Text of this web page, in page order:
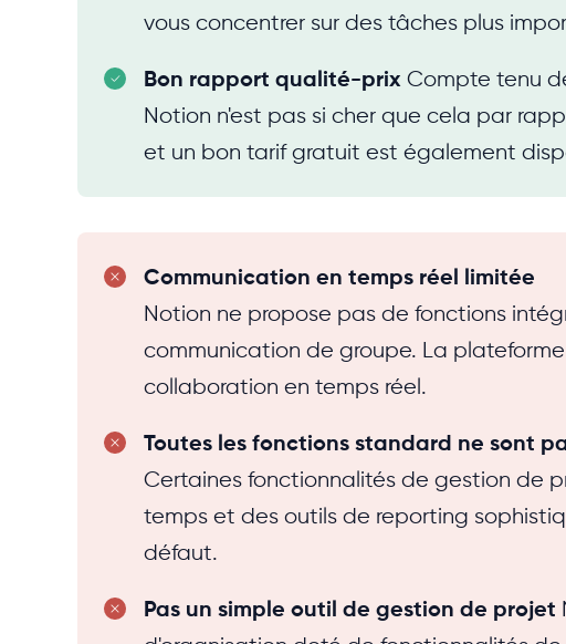
vous concentrer sur des tâches plus
Bon rapport qualité-prix Compte tenu
Notion n'est pas si cher que cela par
et un bon tarif gratuit est également
Communication en temps réel limitée
Notion ne propose pas de fonctions
communication de groupe. La
collaboration en temps réel.
Toutes les fonctions standard ne sont
Certaines fonctionnalités de gestion de
temps et des outils de reporting
défaut.
Pas un simple outil de gestion de projet